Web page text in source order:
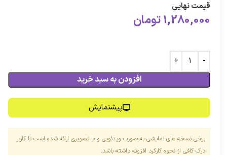
قیمت نهایی
1,280,000تومان
افزودن به سبد خرید
پیشنمایش
برخی نسخه های نمایشی به صورت ویدئویی و یا تصویری ارائه شده است تا کاربر
درک کافی از نحوه کارکرد افزونه داشته باشد.